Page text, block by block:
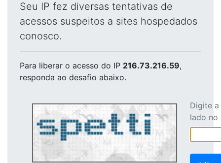
Seu IP fez diversas tentativas de
acessos suspeitos a sites hospedados
conosco.
Para liberar o acesso do IP 216.73.216.59,
responda ao desafio abaixo.
Digite
lado no